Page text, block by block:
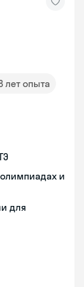
лет опыта
и
для